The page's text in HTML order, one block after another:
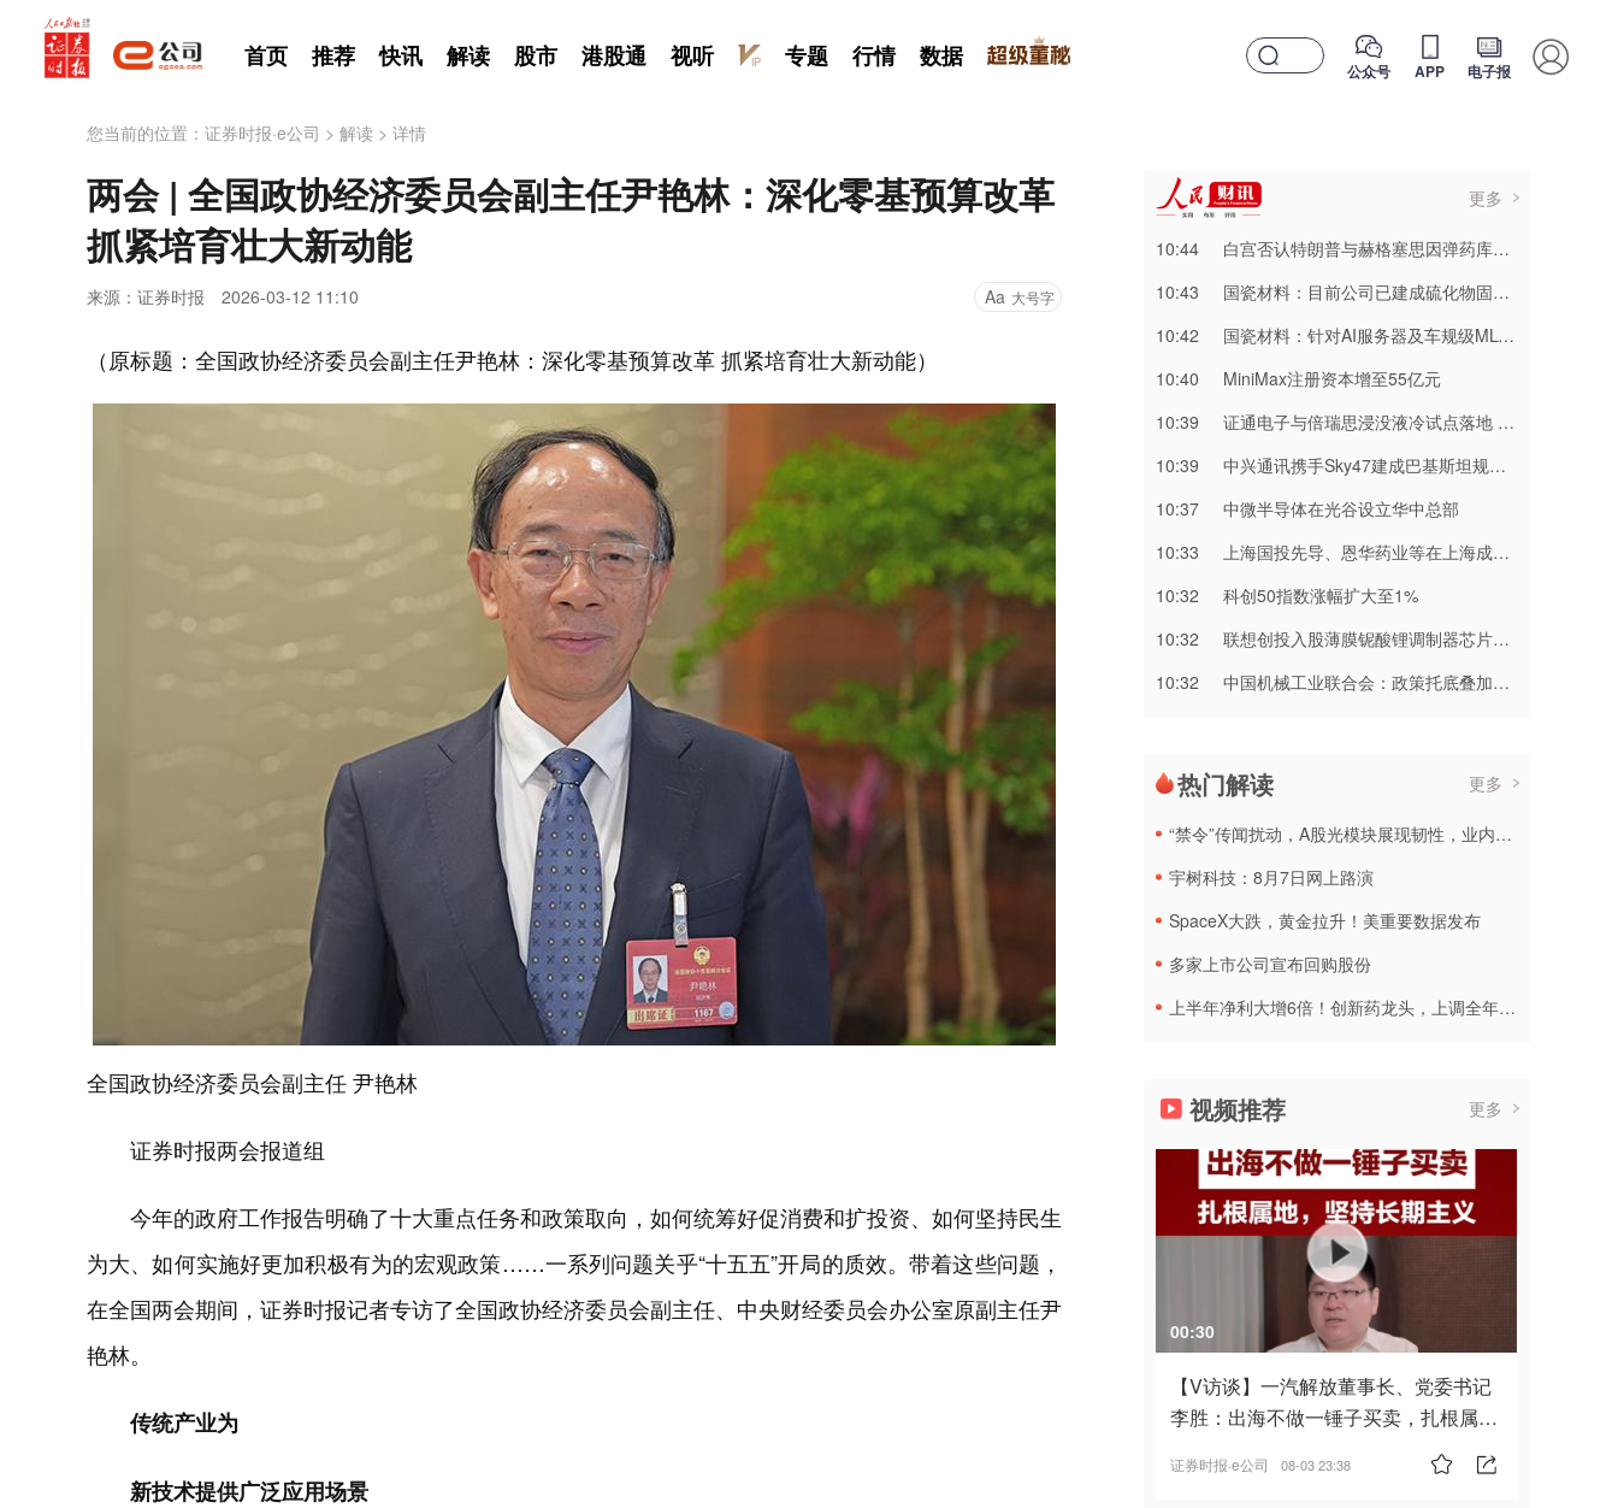
首页 推荐 快讯 解读 股市 港股通 视听 专题 行情 数据 公众号 APP 电子报
您当前的位置： 证券时报·e公司 > 解读 > 详情
两会 | 全国政协经济委员会副主任尹艳林：深化零基预算改革
抓紧培育壮大新动能
来源：证券时报 2026-03-12 11:10 Aa 大号字
（原标题：全国政协经济委员会副主任尹艳林：深化零基预算改革 抓紧培育壮大新动能）
全国政协经济委员会副主任 尹艳林
证券时报两会报道组
今年的政府工作报告明确了十大重点任务和政策取向，如何统筹好促消费和扩投资、如何坚持民生
为大、如何实施好更加积极有为的宏观政策……一系列问题关乎“十五五”开局的质效。带着这些问题，
在全国两会期间，证券时报记者专访了全国政协经济委员会副主任、中央财经委员会办公室原副主任尹
艳林。
传统产业为
新技术提供广泛应用场景
更多
10:44
白宫否认特朗普与赫格塞思因弹药库存短缺发生争执
10:43
国瓷材料：目前公司已建成硫化物固态电解质自动化生产线 量产能力初步构建
10:42
国瓷材料：针对AI服务器及车规级MLCC粉体 已完成部分高端产线的扩产工作
10:40
MiniMax注册资本增至55亿元
10:39
证通电子与倍瑞思浸没液冷试点落地 为高密度算力机房升级提供新思路
10:39
中兴通讯携手Sky47建成巴基斯坦规模最大智算数据中心
10:37
中微半导体在光谷设立华中总部
10:33
上海国投先导、恩华药业等在上海成立创投基金
10:32
科创50指数涨幅扩大至1%
10:32
联想创投入股薄膜铌酸锂调制器芯片研发商铌奥光电
10:32
中国机械工业联合会：政策托底叠加需求释放，机械工业全年有望增长5.5%左右
热门解读 更多
“禁令”传闻扰动，A股光模块展现韧性，业内人士：预计落地难度大
宇树科技：8月7日网上路演
SpaceX大跌，黄金拉升！美重要数据发布
多家上市公司宣布回购股份
上半年净利大增6倍！创新药龙头，上调全年营收预测
视频推荐 更多
00:30
【V访谈】一汽解放董事长、党委书记
李胜：出海不做一锤子买卖，扎根属
证券时报·e公司 08-03 23:38